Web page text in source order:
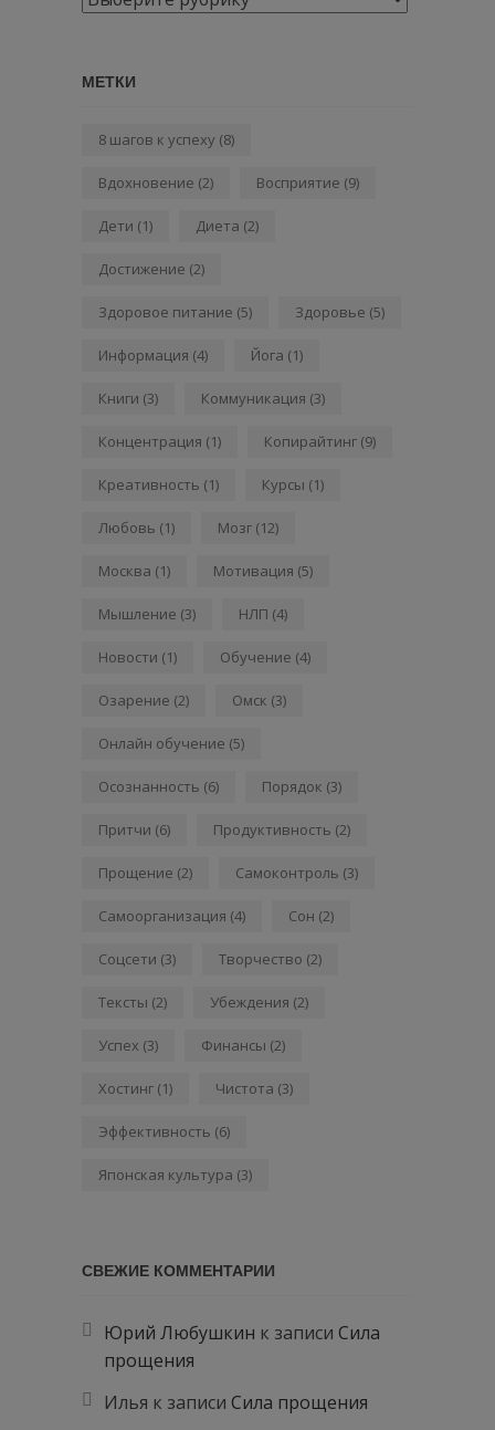
МЕТКИ
8 шагов к успеху (8)
Вдохновение (2) Восприятие (9)
Дети (1) Диета (2)
Достижение (2)
Здоровое питание (5) Здоровье (5)
Информация (4) Йога (1)
Книги (3) Коммуникация (3)
Концентрация (1) Копирайтинг (9)
Креативность (1) Курсы (1)
Любовь (1) Мозг (12)
Москва (1) Мотивация (5)
Мышление (3) НЛП (4)
Новости (1) Обучение (4)
Озарение (2) Омск (3)
Онлайн обучение (5)
Осознанность (6) Порядок (3)
Притчи (6) Продуктивность (2)
Прощение (2) Самоконтроль (3)
Самоорганизация (4) Сон (2)
Соцсети (3) Творчество (2)
Тексты (2) Убеждения (2)
Успех (3) Финансы (2)
Хостинг (1) Чистота (3)
Эффективность (6)
Японская культура (3)
СВЕЖИЕ КОММЕНТАРИИ
Юрий Любушкин к записи Сила
прощения
Илья к записи Сила прощения